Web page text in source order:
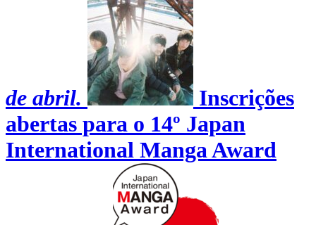
de abril.
Inscrições
abertas para o 14º Japan
International Manga Award